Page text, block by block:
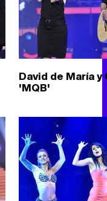
David de María y
'MQB'